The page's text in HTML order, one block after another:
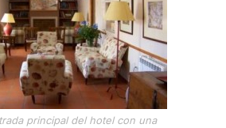
principal del hotel con una